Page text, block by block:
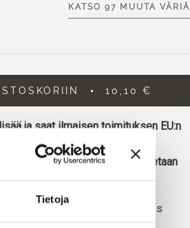
Tietoja
KATSO 97 MUUTA VÄRIÄ
10,10 €
ja saat ilmaisen toimituksen EU:n
tehdyt tilaukset toimitetaan
Silk Mohair ylellinen sekoitus